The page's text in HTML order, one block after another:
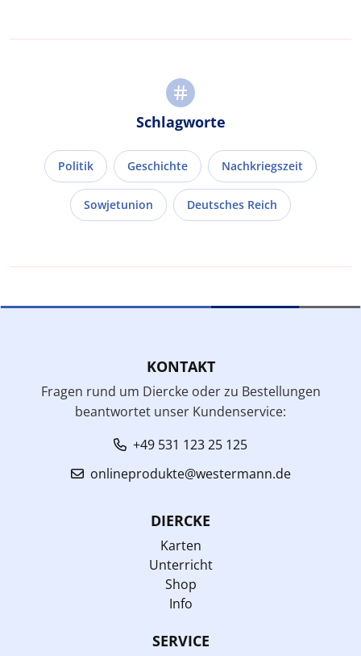
Schlagworte
Politik Geschichte Nachkriegszeit
Sowjetunion Deutsches Reich
KONTAKT
Fragen rund um Diercke oder zu Bestellungen
beantwortet unser Kundenservice:
+49 531 123 25 125
onlineprodukte@westermann.de
DIERCKE
Karten
Unterricht
Shop
Info
SERVICE